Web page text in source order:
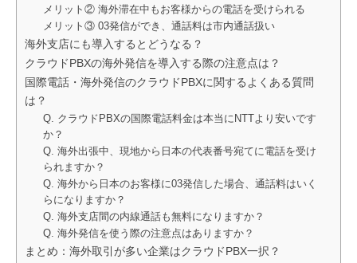
メリット② 海外滞在中もお客様からの電話を受けられる
メリット③ 03発信ができ、通話料は市内通話扱い
海外支店にも導入するとどうなる？
クラウドPBXの海外発信を導入する際の注意点は？
国際電話・海外発信のクラウドPBXに関するよくある質問
は？
Q. クラウドPBXの国際電話料金は本当にNTTより安いです
か？
Q. 海外出張中、現地から日本の代表番号宛てに電話を受け
られますか？
Q. 海外から日本のお客様に03発信した場合、通話料はいく
らになりますか？
Q. 海外支店間の内線通話も無料になりますか？
Q. 海外発信を使う際の注意点はありますか？
まとめ：海外取引が多い企業はクラウドPBX一択？